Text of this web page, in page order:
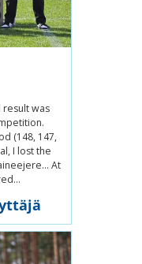
result was
(148, 147,
I lost the
At